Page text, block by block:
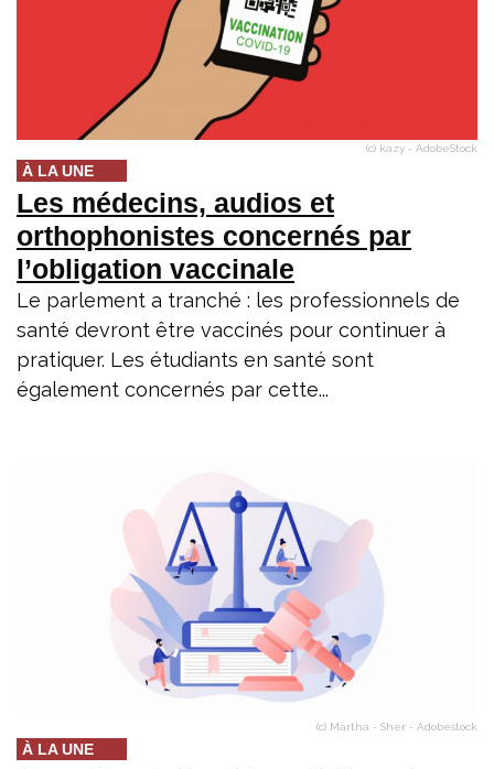
(c) kazy - AdobeStock
À LA UNE
Les médecins, audios et
orthophonistes concernés par
l’obligation vaccinale
Le parlement a tranché : les professionnels de
santé devront être vaccinés pour continuer à
pratiquer. Les étudiants en santé sont
également concernés par cette...
(c) Martha - Sher - Adobestock
À LA UNE